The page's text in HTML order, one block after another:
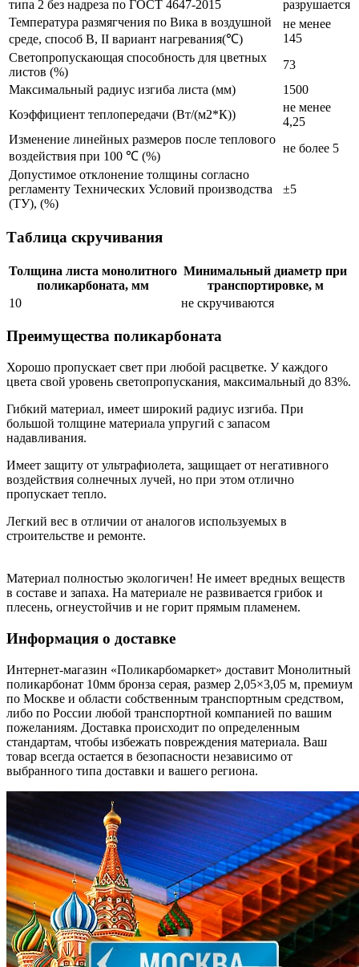
типа 2 без надреза по ГОСТ 4647-2015
разрушается
Температура размягчения по Вика в воздушной
среде, способ В, II вариант нагревания(℃)
не менее
145
Светопропускающая способность для цветных
листов (%)
73
Максимальный радиус изгиба листа (мм)
1500
Коэффициент теплопередачи (Вт/(м2*К))
не менее
4,25
Изменение линейных размеров после теплового
воздействия при 100 ℃ (%)
не более 5
Допустимое отклонение толщины согласно
регламенту Технических Условий производства
(ТУ), (%)
±5
Таблица скручивания
Толщина листа монолитного
поликарбоната, мм
Минимальный диаметр при
транспортировке, м
10
не скручиваются
Преимущества поликарбоната
Хорошо пропускает свет при любой расцветке. У каждого
цвета свой уровень светопропускания, максимальный до 83%.
Гибкий материал, имеет широкий радиус изгиба. При
большой толщине материала упругий с запасом
надавливания.
Имеет защиту от ультрафиолета, защищает от негативного
воздействия солнечных лучей, но при этом отлично
пропускает тепло.
Легкий вес в отличии от аналогов используемых в
строительстве и ремонте.
Материал полностью экологичен! Не имеет вредных веществ
в составе и запаха. На материале не развивается грибок и
плесень, огнеустойчив и не горит прямым пламенем.
Информация о доставке
Интернет-магазин «Поликарбомаркет» доставит Монолитный
поликарбонат 10мм бронза серая, размер 2,05×3,05 м, премиум
по Москве и области собственным транспортным средством,
либо по России любой транспортной компанией по вашим
пожеланиям. Доставка происходит по определенным
стандартам, чтобы избежать повреждения материала. Ваш
товар всегда остается в безопасности независимо от
выбранного типа доставки и вашего региона.